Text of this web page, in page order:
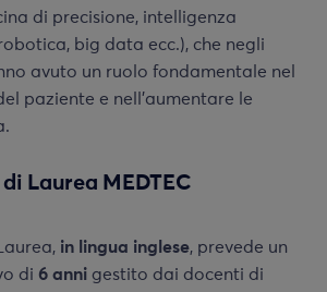
di precisione, intelligenza
big data ecc.), che negli
avuto un ruolo fondamentale nel
paziente e nell’aumentare le
di Laurea MEDTEC
in lingua inglese, prevede un
di 6 anni gestito dai docenti di